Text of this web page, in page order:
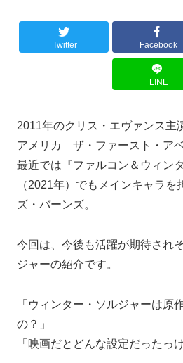
Twitter Facebook
LINE
2011年のクリス・エヴァンス主
アメリカ ザ・ファースト・ア
最近では『ファルコン＆ウィン
（2021年）でもメインキャラを
ズ・バーンズ。
今回は、今後も活躍が期待され
ジャーの紹介です。
「ウィンター・ソルジャーは原
の？」
「映画だとどんな設定だったっけ